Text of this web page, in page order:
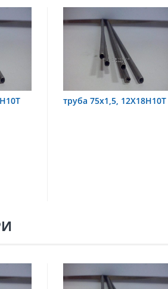
12Х18Н10Т Труба 70х8